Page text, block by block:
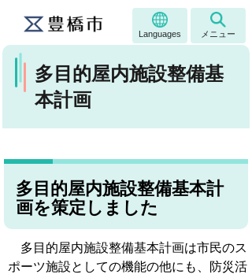
Languages メニュー
多目的屋内施設整備基
本計画
多目的屋内施設整備基本計
画を策定しました
多目的屋内施設整備基本計画は市民のス
ポーツ施設としての機能の他にも、防災活